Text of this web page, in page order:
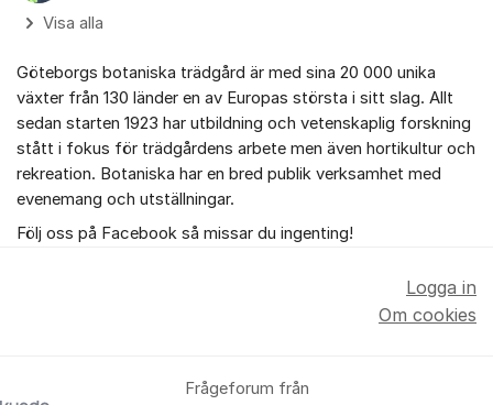
Visa alla
Göteborgs botaniska trädgård är med sina 20 000 unika
växter från 130 länder en av Europas största i sitt slag. Allt
sedan starten 1923 har utbildning och vetenskaplig forskning
stått i fokus för trädgårdens arbete men även hortikultur och
rekreation. Botaniska har en bred publik verksamhet med
evenemang och utställningar.
Följ oss på Facebook så missar du ingenting!
Frågeforum från
Logga in
Om cookies